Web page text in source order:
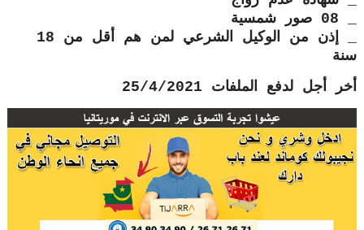
_ إذن من الوكيل الشرعي لمن هم أقل من 18
سنة
أخر أجل لدفع الملفات 25/4/2021